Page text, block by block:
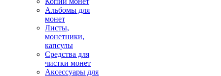
Альбомы для
монет
Листы,
монетники,
капсулы
Средства для
чистки монет
Аксессуары для